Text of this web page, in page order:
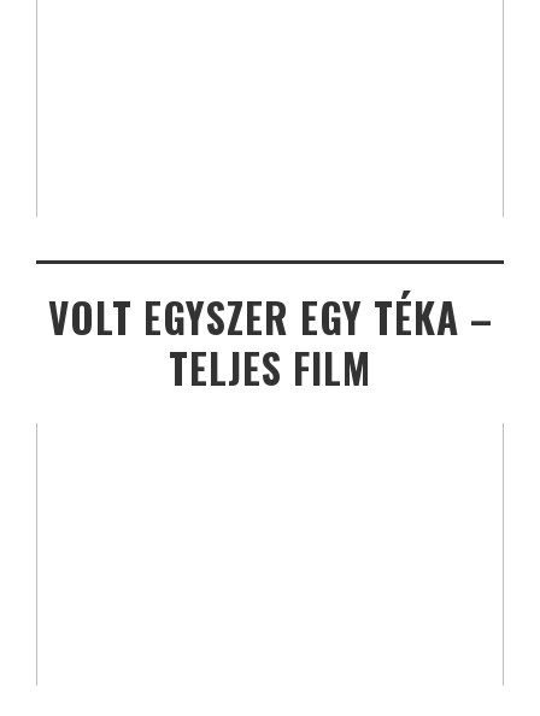
VOLT EGYSZER EGY TÉKA –
TELJES FILM